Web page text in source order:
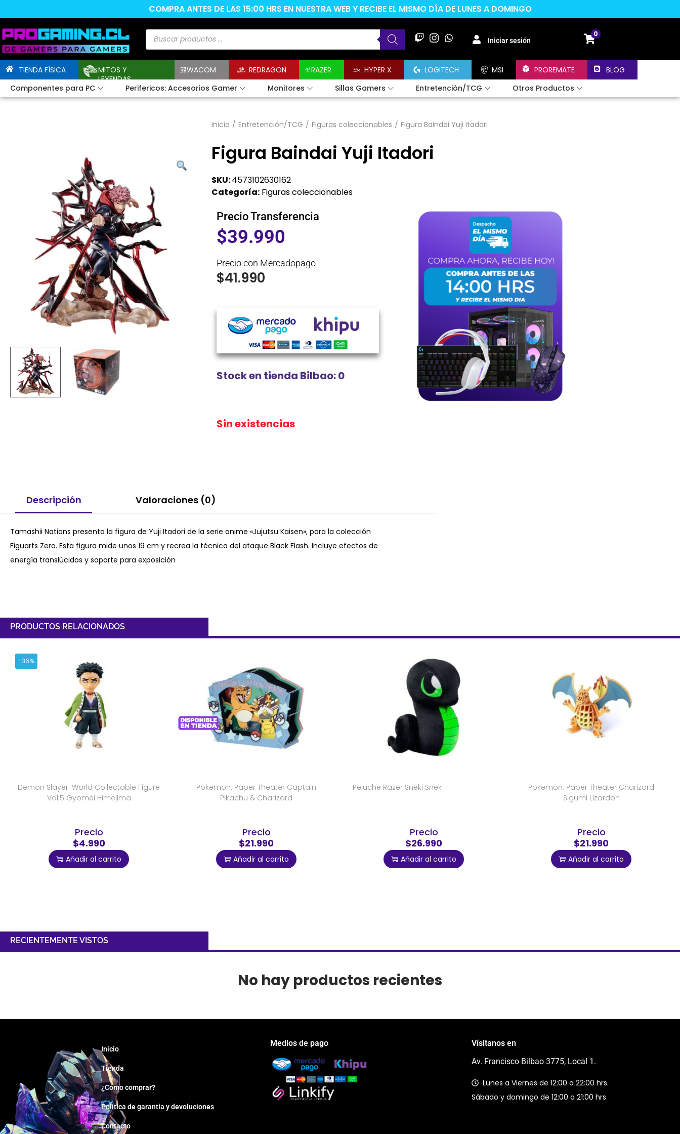
COMPRA ANTES DE LAS 15:00 HRS EN NUESTRA WEB Y RECIBE EL MISMO DÍA DE LUNES A DOMINGO
Iniciar sesión
0
TIENDA FÍSICA
MITOS Y
LEYENDAS
WACOM REDRAGON RAZER HYPER X LOGITECH MSI PROREMATE
BLOG
Componentes para PC
Perifericos: Accesorios Gamer Monitores Sillas Gamers Entretención/TCG Otros Productos
Inicio / Entretención/TCG / Figuras coleccionables / Figura Baindai Yuji Itadori
Figura Baindai Yuji Itadori
SKU:4573102630162
Categoría: Figuras coleccionables
Precio Transferencia
$39.990
Precio con Mercadopago
$41.990
Stock en tienda Bilbao: 0
Sin existencias
Descripción Valoraciones (0)
Tamashii Nations presenta la figura de Yuji Itadori de la serie anime «Jujutsu Kaisen», para la colección
Figuarts Zero. Esta figura mide unos 19 cm y recrea la técnica del ataque Black Flash. Incluye efectos de
energía translúcidos y soporte para exposición
PRODUCTOS RELACIONADOS
-36%
Demon Slayer: World Collectable Figure
Vol.5 Gyomei Himejima
Precio
$4.990
Añadir al carrito
Pokemon: Paper Theater Captain
Pikachu & Charizard
Precio
$21.990
Añadir al carrito
Peluche Razer Sneki Snek
Precio
$26.990
Añadir al carrito
Pokemon: Paper Theater Charizard
Sigumi Lizardon
Precio
$21.990
Añadir al carrito
RECIENTEMENTE VISTOS
No hay productos recientes
Inicio
Tienda
¿Cómo comprar?
Política de garantía y devoluciones
Contacto
Medios de pago
Vísitanos en
Av. Francisco Bilbao 3775, Local 1.
Lunes a Viernes de 12:00 a 22:00 hrs.
Sábado y domingo de 12:00 a 21:00 hrs